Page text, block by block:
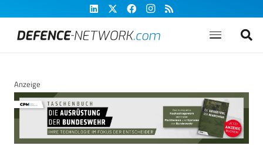
Anzeige